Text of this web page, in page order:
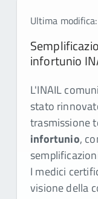
Ultima
infortunio
L'INAIL
stato
trasmissione
infortunio,
I medici
visione della